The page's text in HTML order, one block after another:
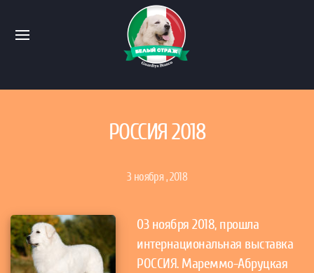
РОССИЯ 2018
3 ноября , 2018
03 ноября 2018, прошла
интернациональная выставка
РОССИЯ. Мареммо-Абруцкая